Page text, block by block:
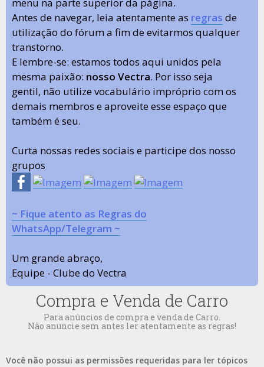
Antes de navegar, leia atentamente as regras de
utilização do fórum a fim de evitarmos qualquer
transtorno.
E lembre-se: estamos todos aqui unidos pela
mesma paixão: nosso Vectra. Por isso seja
gentil, não utilize vocabulário impróprio com os
demais membros e aproveite esse espaço que
também é seu.
Curta nossas redes sociais e participe dos nosso
grupos
~ Fique atento as Regras do
WhatsApp/Telegram ~
Um grande abraço,
Equipe - Clube do Vectra
Compra e Venda de Carro
Para anúncios de compra e venda de Carro.
Não anuncie sem antes ler atentamente as regras!
Você não possui as permissões requeridas para ler tópicos